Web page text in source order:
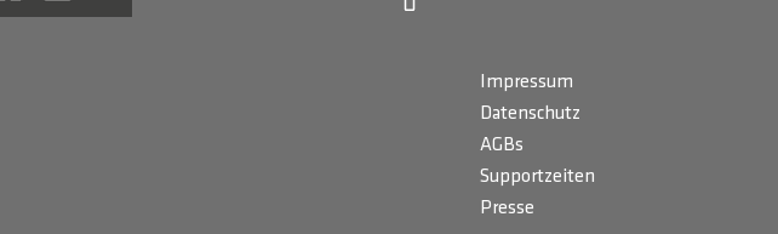
Impressum
Datenschutz
AGBs
Supportzeiten
Presse